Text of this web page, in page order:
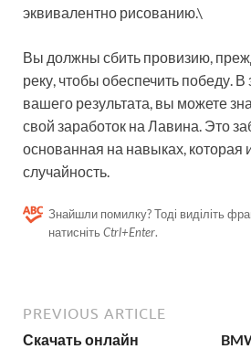
эквивалентно рисованию.\
Вы должны сбить провизию,
реку, чтобы обеспечить победу. В
вашего результата, вы можете
свой заработок на Лавина. Это
основанная на навыках, которая
случайность.
Знайшли помилку? Тоді виділіть
натисніть Ctrl+Enter.
PREVIOUS ARTICLE
Скачать онлайн